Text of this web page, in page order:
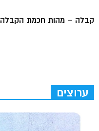
קבלה – מהות חכמת הקבלה
ערוצים